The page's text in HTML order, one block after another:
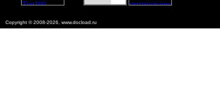
Copyright © 2008-2026, www.docload.ru